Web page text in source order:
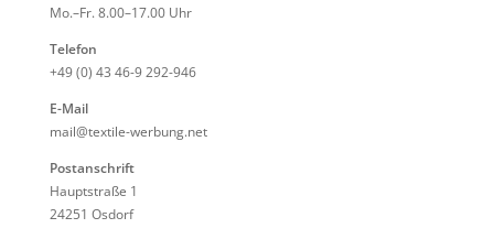
Mo.–Fr. 8.00–17.00 Uhr
Telefon
+49 (0) 43 46-9 292-946
E-Mail
mail@textile-werbung.net
Postanschrift
Hauptstraße 1
24251 Osdorf